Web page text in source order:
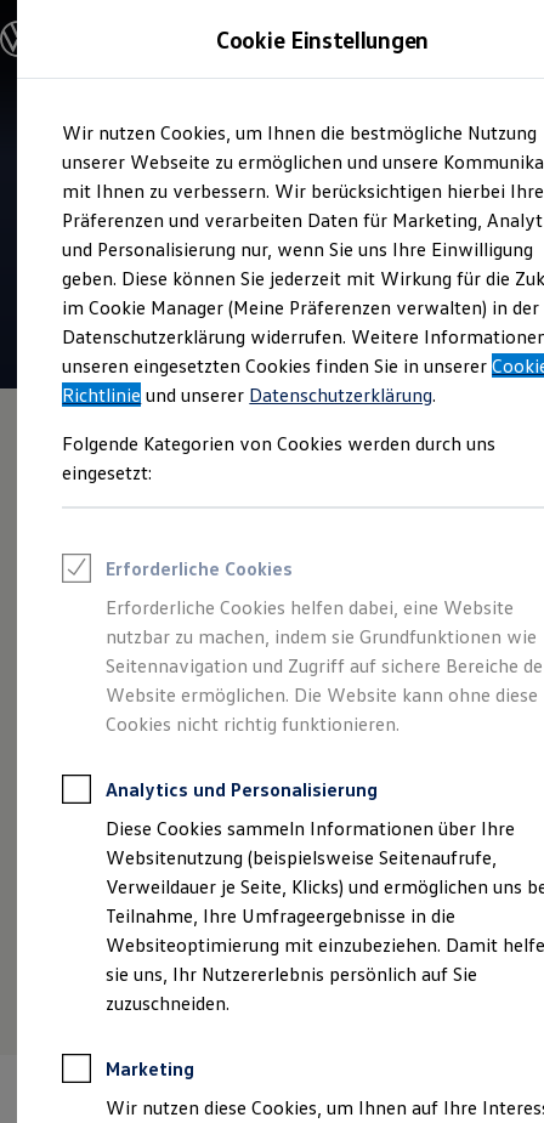
Hauptinhalt
springen
Footer
springen
Modelle und Konfigurator
Modelle vergleichen
Elektroautos
ENERGY Sondermodelle
Nutzfahrzeuge
SUV und CUV
Familienautos
Kombis
Kompaktwagen
Sportwagen
Schnell verfügbare Fahrzeuge
Angebote und Produkte
Aktuelle Angebote
E-Auto-Förderung
Volkswagen Marktplatz
Junge Gebrauchtwagen und Gebrauchtwagen
Volkswagen Zertifizierte Gebrauchtwagen
Zubehör- und Serviceangebote
Leasing
Leasing-Angebote
Gebrauchtwagen Leasing
Junge Gebrauchtwagen-Leasing
Elektroauto Leasing
Kleinwagen-Leasing
Leasing ohne Anzahlung
Finanzierung
Kfz-Versicherung
Restschuldversicherungen
Garantien
Wartungsverträge
Geschäftskunden
Professional Class bei Volkswagen
Großkunden
Behörden
Direktkunden
Sonderfahrzeuge
Anpfiff zum Gewinn
Elektroautos
ID. Tutorials
Elektrofahrzeugkonzepte
Verkauf und Service
Volkswagen Zentrum
Oldenburg
4.7| 287 Bewertungen
Angebot gültig bis 30.09.2026 Privatkunden
Eine Klasse für sich. Der Golf.
Golf R-Line ab 285,60 €mtl. leasen | 0,00 €
Sonderzahlung | 48 Monate Laufzeit | Jährliche
Details ansehen
Cookie Einstellungen
Wir nutzen Cookies, um Ihnen die bestmögliche Nutzung
unserer Webseite zu ermöglichen und unsere
mit Ihnen zu verbessern. Wir berücksichtigen hierbei Ihre
Präferenzen und verarbeiten Daten für Marketing,
und Personalisierung nur, wenn Sie uns Ihre Einwilligung
geben. Diese können Sie jederzeit mit Wirkung für die
im Cookie Manager (Meine Präferenzen verwalten) in der
Datenschutzerklärung widerrufen. Weitere
unseren eingesetzten Cookies finden Sie in unserer
Richtlinie und unserer Datenschutzerklärung.
Folgende Kategorien von Cookies werden durch uns
eingesetzt:
Erforderliche Cookies
Erforderliche Cookies helfen dabei, eine Website
nutzbar zu machen, indem sie Grundfunktionen wie
Seitennavigation und Zugriff auf sichere Bereiche
Website ermöglichen. Die Website kann ohne diese
Cookies nicht richtig funktionieren.
Analytics und Personalisierung
Diese Cookies sammeln Informationen über Ihre
Websitenutzung (beispielsweise Seitenaufrufe,
Verweildauer je Seite, Klicks) und ermöglichen uns
Teilnahme, Ihre Umfrageergebnisse in die
Websiteoptimierung mit einzubeziehen. Damit
sie uns, Ihr Nutzererlebnis persönlich auf Sie
zuzuschneiden.
Marketing
Wir nutzen diese Cookies, um Ihnen auf Ihre